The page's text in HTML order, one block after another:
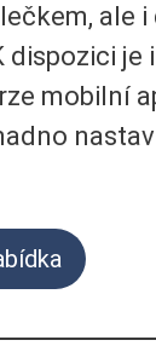
ale i
dispozici je
mobilní